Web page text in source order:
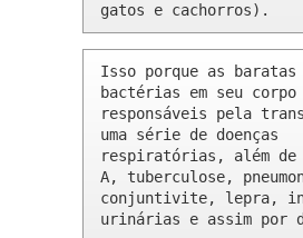
gatos e cachorros).
Isso porque as baratas
bactérias em seu corpo
responsáveis pela
uma série de doenças
respiratórias, além de
A, tuberculose,
conjuntivite, lepra,
urinárias e assim por